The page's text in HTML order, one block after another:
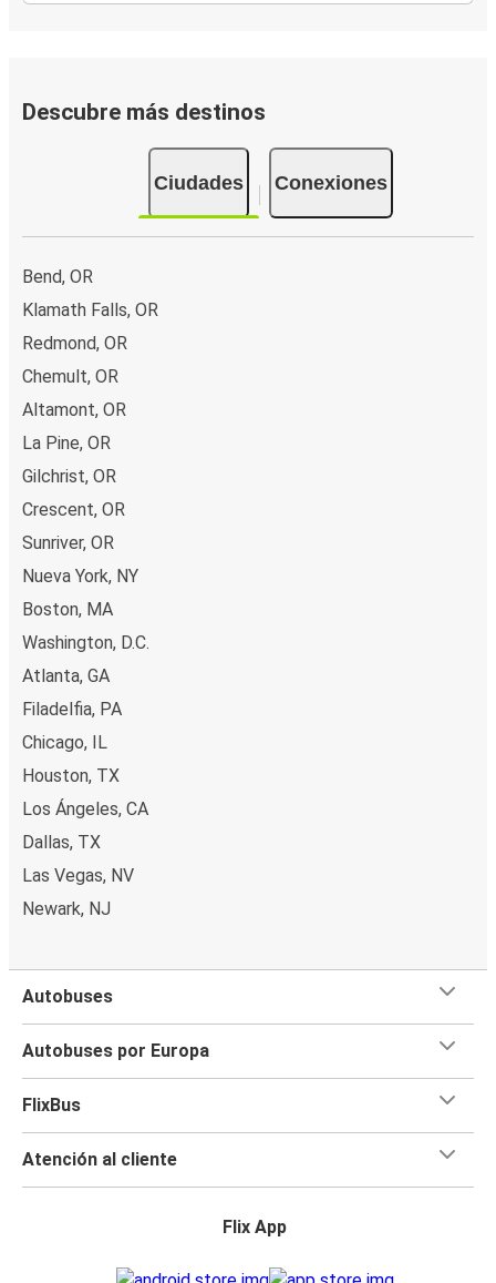
Descubre más destinos
Ciudades Conexiones
Bend, OR
Klamath Falls, OR
Redmond, OR
Chemult, OR
Altamont, OR
La Pine, OR
Gilchrist, OR
Crescent, OR
Sunriver, OR
Nueva York, NY
Boston, MA
Washington, D.C.
Atlanta, GA
Filadelfia, PA
Chicago, IL
Houston, TX
Los Ángeles, CA
Dallas, TX
Las Vegas, NV
Newark, NJ
Autobuses
Autobuses por Europa
FlixBus
Atención al cliente
Flix App